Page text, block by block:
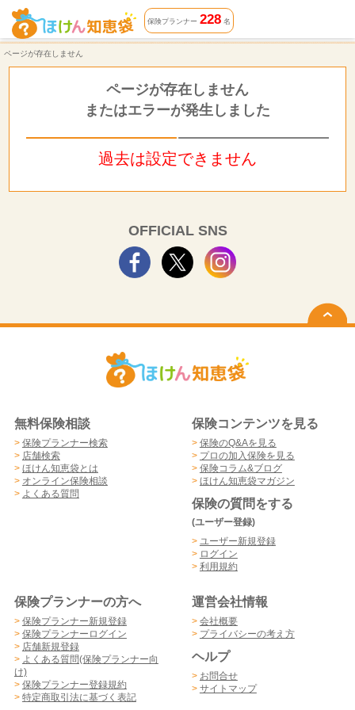
ページが存在しません | ほけん知恵袋
保険プランナー 228名
ページが存在しません
ページが存在しません
またはエラーが発生しました
過去は設定できません
OFFICIAL SNS
無料保険相談
> 保険プランナー検索
> 店舗検索
> ほけん知恵袋とは
> オンライン保険相談
> よくある質問
保険コンテンツを見る
> 保険のQ&Aを見る
> プロの加入保険を見る
> 保険コラム&ブログ
> ほけん知恵袋マガジン
保険の質問をする
(ユーザー登録)
> ユーザー新規登録
> ログイン
> 利用規約
保険プランナーの方へ
> 保険プランナー新規登録
> 保険プランナーログイン
> 店舗新規登録
> よくある質問(保険プランナー向
け)
> 保険プランナー登録規約
> 特定商取引法に基づく表記
運営会社情報
> 会社概要
> プライバシーの考え方
ヘルプ
> お問合せ
> サイトマップ